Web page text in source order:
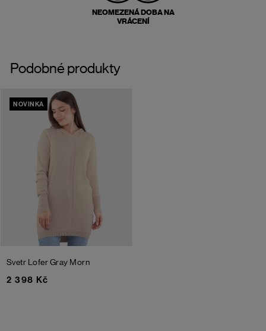
NEOMEZENÁ DOBA NA
VRÁCENÍ
Podobné produkty
NOVINKA
Svetr LoferGray Morn
2 398 Kč